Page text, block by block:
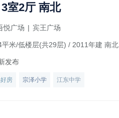
室2厅 南北
悦广场 | 宾王广场
米/低楼层(共29层) / 2011年建 南北
发布
房 宗泽小学 江东中学